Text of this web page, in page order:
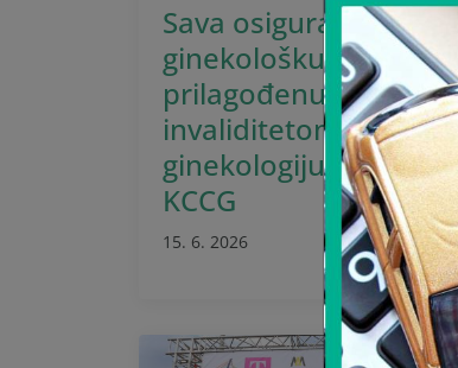
Sava osiguranje
ginekološku stolicu
prilagođenu ženama
invaliditetom Klinici
ginekologiju i
KCCG
15. 6. 2026